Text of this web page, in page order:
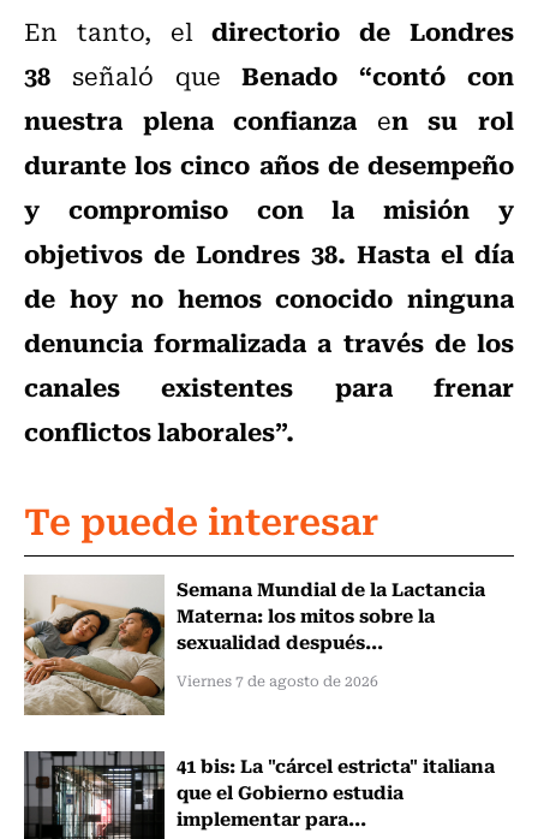
En tanto, eldirectorio de Londres
38 señaló que Benado “contó con
nuestra plena confianza en su rol
durante los cinco años de desempeño
y compromiso con la misión y
objetivos de Londres 38. Hasta el día
de hoy no hemos conocido ninguna
denuncia formalizada a través de los
canales existentes para frenar
conflictos laborales”.
Te puede interesar
Semana Mundial de la Lactancia
Materna: los mitos sobre la
sexualidad después...
Viernes 7 de agosto de 2026
41 bis: La "cárcel estricta" italiana
que el Gobierno estudia
implementar para...